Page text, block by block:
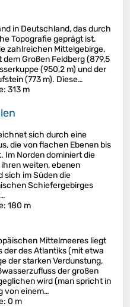
in Deutschland, das durch
Topografie geprägt ist.
zahlreichen Mittelgebirge,
Großen Feldberg (879,5
(950,2 m) und der
(773 m). Diese…
: 313 m
sich durch eine
die von flachen Ebenen bis
Im Norden dominiert die
weiten, ebenen
sich im Süden die
Schiefergebirges
: 180 m
Mittelmeeres liegt
der des Atlantiks (mit etwa
der starken Verdunstung,
der großen
wird (man spricht in
von einem…
: 0 m